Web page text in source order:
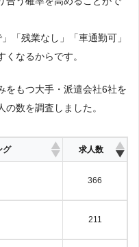
「残業なし」「車通勤可」
なるからです。
をもつ大手・派遣会社6社を
数を調査しました。
グ 求人数
366
211